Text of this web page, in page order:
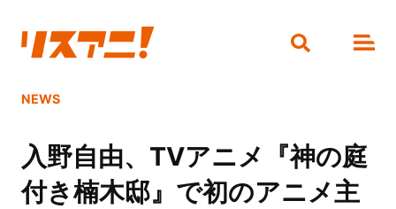
NEWS
入野自由、TVアニメ『神の庭
付き楠木邸』で初のアニメ主